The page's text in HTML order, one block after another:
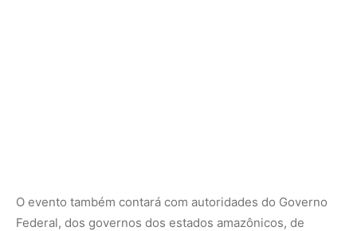
O evento também contará com autoridades do Governo
Federal, dos governos dos estados amazônicos, de